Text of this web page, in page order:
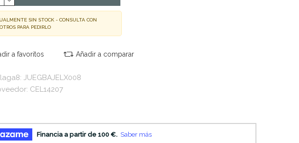
SIN STOCK - CONSULTA CON
PARA PEDIRLO
a favoritos Añadir a comparar
JUEGBAJELX008
CEL14207